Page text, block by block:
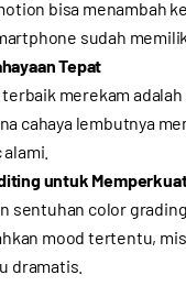
bisa menambah
sudah
Tepat
merekam
cahaya lembutnya
untuk
sentuhan color
mood tertentu,
dramatis.